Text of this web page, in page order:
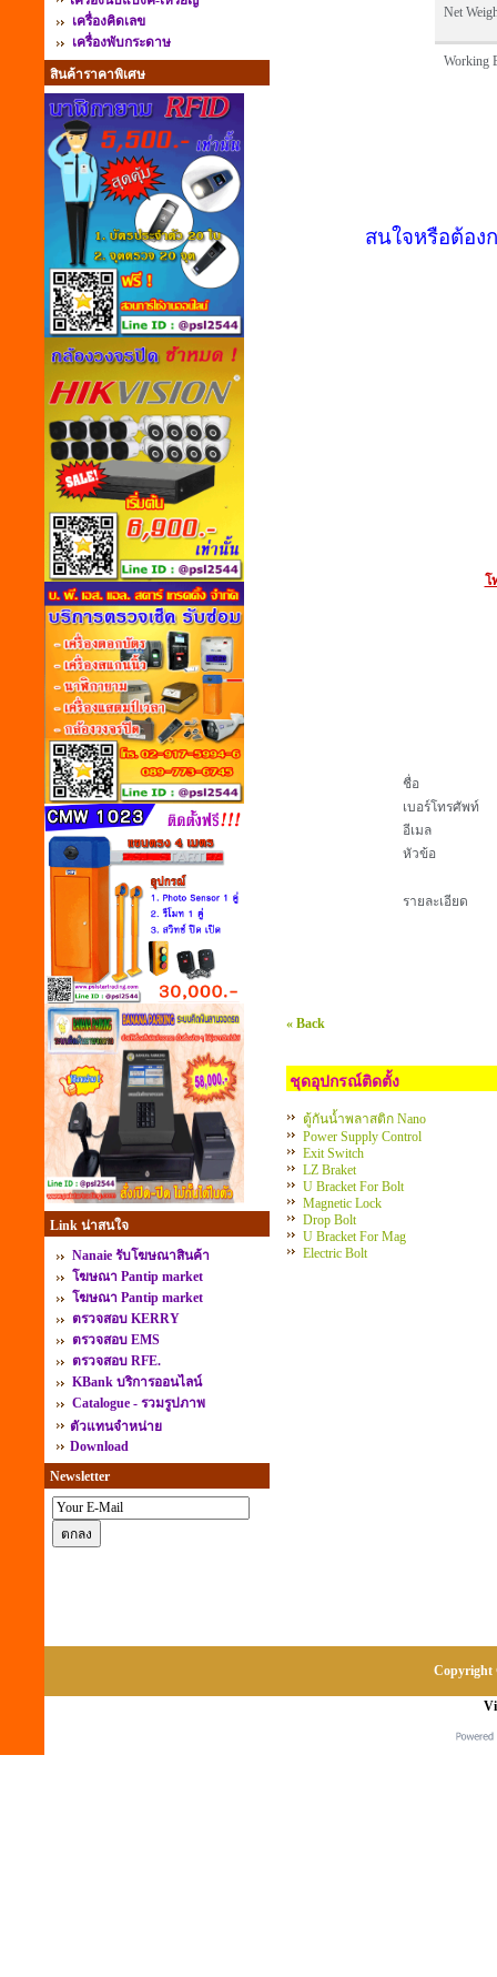
เครื่องคิดเลข
เครื่องพับกระดาษ
สินค้าราคาพิเศษ
Link น่าสนใจ
Nanaie รับโฆษณาสินค้า
โฆษณา Pantip market
โฆษณา Pantip market
ตรวจสอบ KERRY
ตรวจสอบ EMS
ตรวจสอบ RFE.
KBank บริการออนไลน์
Catalogue - รวมรูปภาพ
ตัวแทนจำหน่าย
Download
Newsletter
Net
Working
สนใจหรือต้อง
โ
ชื่อ
เบอร์โทรศัพท์
อีเมล
หัวข้อ
รายละเอียด
« Back
ชุดอุปกรณ์ติดตั้ง
ตู้กันน้ำพลาสติก Nano
Power Supply Control
Exit Switch
LZ Braket
U Bracket For Bolt
Magnetic Lock
Drop Bolt
U Bracket For Mag
Electric Bolt
Copyright